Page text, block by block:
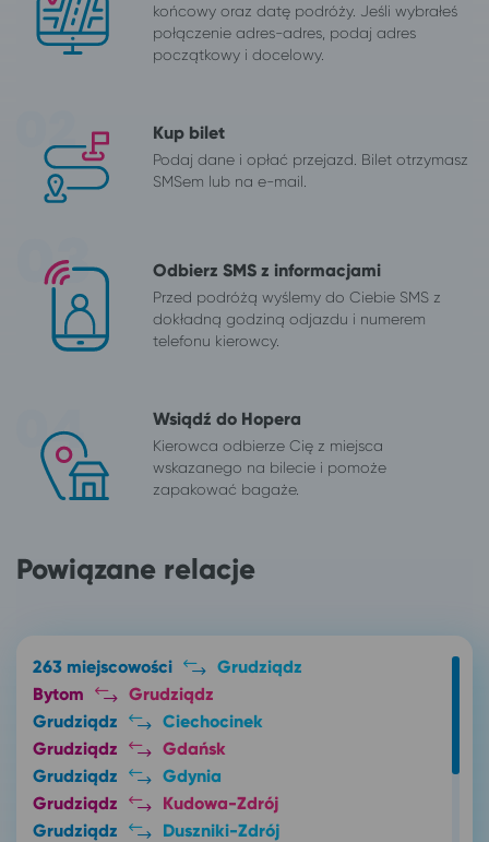
końcowy oraz datę podróży. Jeśli wybrałeś
połączenie adres-adres, podaj adres
początkowy i docelowy.
Kup bilet
Podaj dane i opłać przejazd. Bilet otrzymasz
SMSem lub na e-mail.
Odbierz SMS z informacjami
Przed podróżą wyślemy do Ciebie SMS z
dokładną godziną odjazdu i numerem
telefonu kierowcy.
Wsiądź do Hopera
Kierowca odbierze Cię z miejsca
wskazanego na bilecie i pomoże
zapakować bagaże.
Powiązane relacje
263 miejscowości
Grudziądz
Bytom
Grudziądz
Grudziądz
Ciechocinek
Grudziądz
Gdańsk
Grudziądz
Gdynia
Grudziądz
Kudowa-Zdrój
Grudziądz
Duszniki-Zdrój